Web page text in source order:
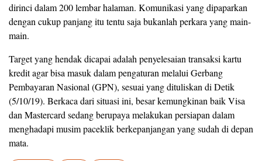
dirinci dalam 200 lembar halaman. Komunikasi yang dipaparkan
dengan cukup panjang itu tentu saja bukanlah perkara yang main-
main.
Target yang hendak dicapai adalah penyelesaian transaksi kartu
kredit agar bisa masuk dalam pengaturan melalui Gerbang
Pembayaran Nasional (GPN), sesuai yang dituliskan di Detik
(5/10/19). Berkaca dari situasi ini, besar kemungkinan baik Visa
dan Mastercard sedang berupaya melakukan persiapan dalam
menghadapi musim paceklik berkepanjangan yang sudah di depan
mata.